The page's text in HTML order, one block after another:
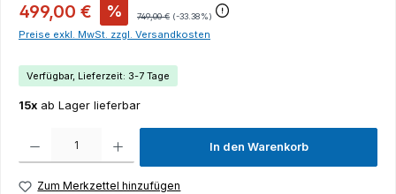
499,00 € % 749,00 € (-33.38%)
Preise exkl. MwSt. zzgl. Versandkosten
Verfügbar, Lieferzeit: 3-7 Tage
15x ab Lager lieferbar
In den Warenkorb
Zum Merkzettel hinzufügen